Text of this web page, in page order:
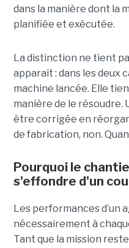
dans la manière dont la
planifiée et exécutée.
La distinction ne tient
apparaît : dans les deux
machine lancée. Elle
manière de le résoudre.
être corrigée en
de fabrication, non.
Pourquoi le
s'effondre d'un
Les performances d’un
nécessairement à
Tant que la mission